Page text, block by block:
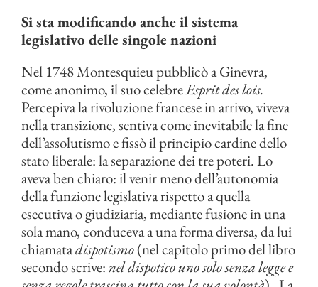
Si sta modificando anche il sistema
legislativo delle singole nazioni
Nel 1748 Montesquieu pubblicò a Ginevra,
come anonimo, il suo celebreEsprit des lois.
Percepiva la rivoluzione francese in arrivo, viveva
nella transizione, sentiva come inevitabile la fine
dell’assolutismo e fissò il principio cardine dello
stato liberale: la separazione dei tre poteri. Lo
aveva ben chiaro: il venir meno dell’autonomia
della funzione legislativa rispetto a quella
esecutiva o giudiziaria, mediante fusione in una
sola mano, conduceva a una forma diversa, da lui
chiamatadispotismo(nel capitolo primo del libro
secondo scrive:nel dispotico uno solo senza legge e